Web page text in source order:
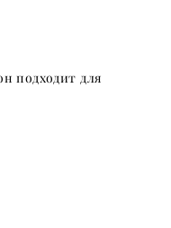
подходит для